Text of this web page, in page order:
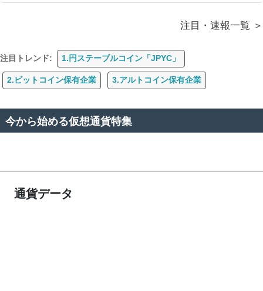
注目・速報一覧
注目トレンド: 1.円ステーブルコイン「JPYC」
2.ビットコイン保有企業 3.アルトコイン保有企業
今から始める仮想通貨特集
通貨データ